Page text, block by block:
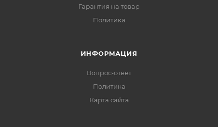
Гарантия на товар
Политика
ИНФОРМАЦИЯ
Вопрос-ответ
Политика
Карта сайта